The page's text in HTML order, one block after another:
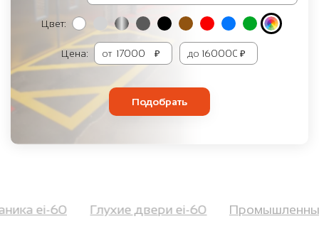
Цвет:
Цена: от ₽ до ₽
Подобрать
ei-60 Глухие двери ei-60